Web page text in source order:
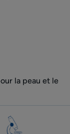
la peau et le